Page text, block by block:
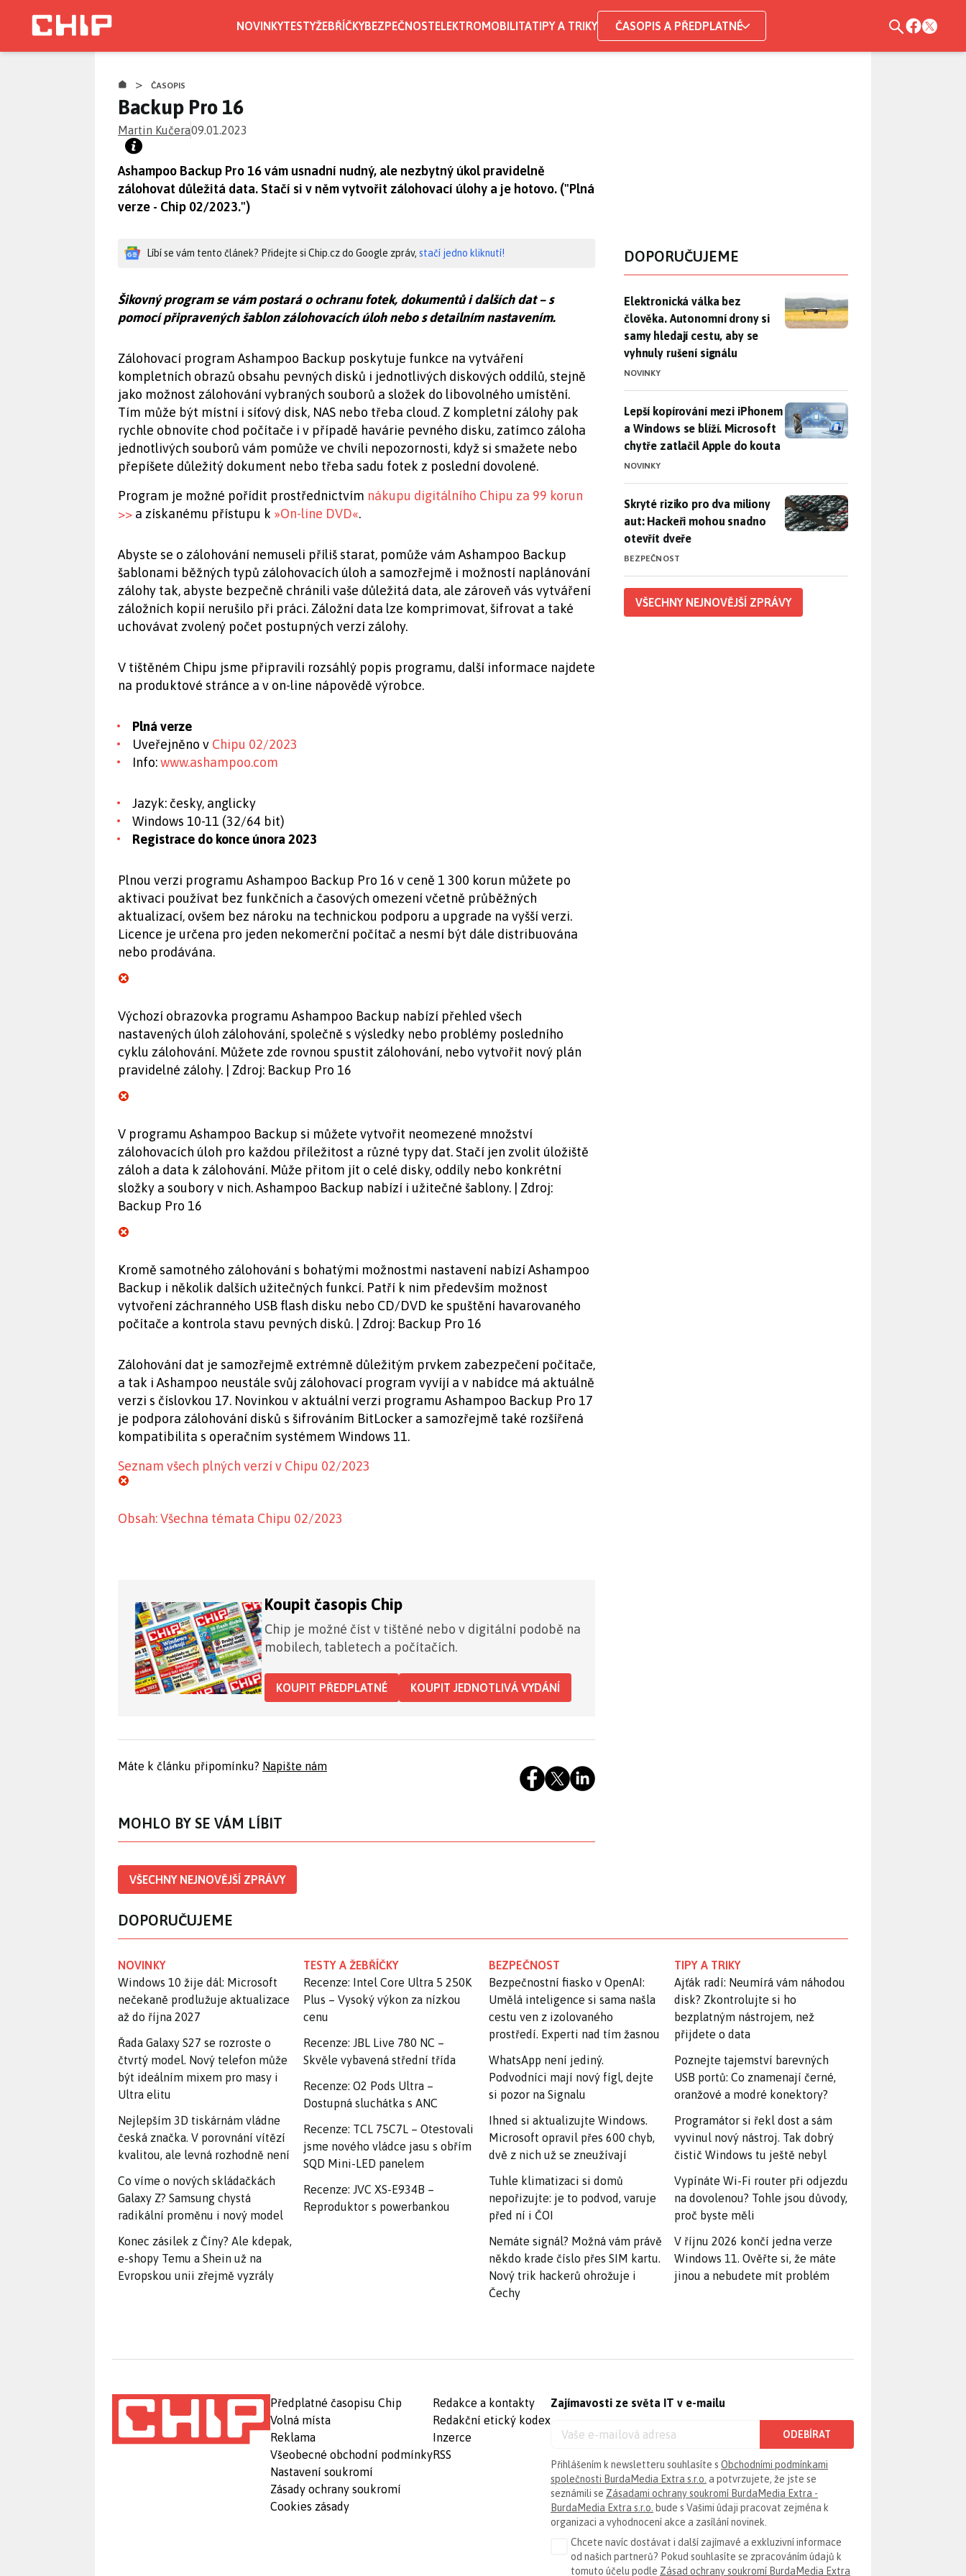
NOVINKYTESTYŽEBŘÍČKYBEZPEČNOSTELEKTROMOBILITATIPY A TRIKY ČASOPIS A PŘEDPLATNÉ
> ČASOPIS
Backup Pro 16
Martin Kučera09.01.2023
Ashampoo Backup Pro 16 vám usnadní nudný, ale nezbytný úkol pravidelně
zálohovat důležitá data. Stačí si v něm vytvořit zálohovací úlohy a je hotovo. ("Plná
verze - Chip 02/2023.")
Líbí se vám tento článek? Přidejte si Chip.cz do Google zpráv, stačí jedno kliknutí!
Šikovný program se vám postará o ochranu fotek, dokumentů i dalších dat – s
pomocí připravených šablon zálohovacích úloh nebo s detailním nastavením.
Zálohovací program Ashampoo Backup poskytuje funkce na vytváření
kompletních obrazů obsahu pevných disků i jednotlivých diskových oddílů, stejně
jako možnost zálohování vybraných souborů a složek do libovolného umístění.
Tím může být místní i síťový disk, NAS nebo třeba cloud. Z kompletní zálohy pak
rychle obnovíte chod počítače i v případě havárie pevného disku, zatímco záloha
jednotlivých souborů vám pomůže ve chvíli nepozornosti, když si smažete nebo
přepíšete důležitý dokument nebo třeba sadu fotek z poslední dovolené.
Program je možné pořídit prostřednictvím nákupu digitálního Chipu za 99 korun
>> a získanému přístupu k »On-line DVD«.
Abyste se o zálohování nemuseli příliš starat, pomůže vám Ashampoo Backup
šablonami běžných typů zálohovacích úloh a samozřejmě i možností naplánování
zálohy tak, abyste bezpečně chránili vaše důležitá data, ale zároveň vás vytváření
záložních kopií nerušilo při práci. Záložní data lze komprimovat, šifrovat a také
uchovávat zvolený počet postupných verzí zálohy.
V tištěném Chipu jsme připravili rozsáhlý popis programu, další informace najdete
na produktové stránce a v on-line nápovědě výrobce.
Plná verze
Uveřejněno v Chipu 02/2023
Info:www.ashampoo.com
Jazyk: česky, anglicky
Windows 10-11 (32/64 bit)
Registrace do konce února 2023
Plnou verzi programu Ashampoo Backup Pro 16 v ceně 1 300 korun můžete po
aktivaci používat bez funkčních a časových omezení včetně průběžných
aktualizací, ovšem bez nároku na technickou podporu a upgrade na vyšší verzi.
Licence je určena pro jeden nekomerční počítač a nesmí být dále distribuována
nebo prodávána.
Výchozí obrazovka programu Ashampoo Backup nabízí přehled všech
nastavených úloh zálohování, společně s výsledky nebo problémy posledního
cyklu zálohování. Můžete zde rovnou spustit zálohování, nebo vytvořit nový plán
pravidelné zálohy. | Zdroj: Backup Pro 16
V programu Ashampoo Backup si můžete vytvořit neomezené množství
zálohovacích úloh pro každou příležitost a různé typy dat. Stačí jen zvolit úložiště
záloh a data k zálohování. Může přitom jít o celé disky, oddíly nebo konkrétní
složky a soubory v nich. Ashampoo Backup nabízí i užitečné šablony. | Zdroj:
Backup Pro 16
Kromě samotného zálohování s bohatými možnostmi nastavení nabízí Ashampoo
Backup i několik dalších užitečných funkcí. Patří k nim především možnost
vytvoření záchranného USB flash disku nebo CD/DVD ke spuštění havarovaného
počítače a kontrola stavu pevných disků. | Zdroj: Backup Pro 16
Zálohování dat je samozřejmě extrémně důležitým prvkem zabezpečení počítače,
a tak i Ashampoo neustále svůj zálohovací program vyvíjí a v nabídce má aktuálně
verzi s číslovkou 17. Novinkou v aktuální verzi programu Ashampoo Backup Pro 17
je podpora zálohování disků s šifrováním BitLocker a samozřejmě také rozšířená
kompatibilita s operačním systémem Windows 11.
Seznam všech plných verzí v Chipu 02/2023
Obsah: Všechna témata Chipu 02/2023
Koupit časopis Chip
Chip je možné číst v tištěné nebo v digitální podobě na
mobilech, tabletech a počítačích.
KOUPIT PŘEDPLATNÉ KOUPIT JEDNOTLIVÁ VYDÁNÍ
Máte k článku připomínku? Napište nám
MOHLO BY SE VÁM LÍBIT
VŠECHNY NEJNOVĚJŠÍ ZPRÁVY
DOPORUČUJEME
Elektronická válka bez člověka. Autonomní drony si samy hledají
Elektronická válka bez
člověka. Autonomní drony si
samy hledají cestu, aby se
vyhnuly rušení signálu
NOVINKY
Lepší kopírování mezi iPhonem a Windows se blíží. Microsoft
Lepší kopírování mezi iPhonem
a Windows se blíží. Microsoft
chytře zatlačil Apple do kouta
NOVINKY
Skryté riziko pro dva miliony aut: Hackeři mohou snadno otevřít
Skryté riziko pro dva miliony
aut: Hackeři mohou snadno
otevřít dveře
BEZPEČNOST
VŠECHNY NEJNOVĚJŠÍ ZPRÁVY
DOPORUČUJEME
NOVINKY
Windows 10 žije dál: Microsoft
nečekaně prodlužuje aktualizace
až do října 2027
Řada Galaxy S27 se rozroste o
čtvrtý model. Nový telefon může
být ideálním mixem pro masy i
Ultra elitu
Nejlepším 3D tiskárnám vládne
česká značka. V porovnání vítězí
kvalitou, ale levná rozhodně není
Co víme o nových skládačkách
Galaxy Z? Samsung chystá
radikální proměnu i nový model
Konec zásilek z Číny? Ale kdepak,
e-shopy Temu a Shein už na
Evropskou unii zřejmě vyzrály
TESTY A ŽEBŘÍČKY
Recenze: Intel Core Ultra 5 250K
Plus – Vysoký výkon za nízkou
cenu
Recenze: JBL Live 780 NC –
Skvěle vybavená střední třída
Recenze: O2 Pods Ultra –
Dostupná sluchátka s ANC
Recenze: TCL 75C7L – Otestovali
jsme nového vládce jasu s obřím
SQD Mini-LED panelem
Recenze: JVC XS-E934B –
Reproduktor s powerbankou
BEZPEČNOST
Bezpečnostní fiasko v OpenAI:
Umělá inteligence si sama našla
cestu ven z izolovaného
prostředí. Experti nad tím žasnou
WhatsApp není jediný.
Podvodníci mají nový fígl, dejte
si pozor na Signalu
Ihned si aktualizujte Windows.
Microsoft opravil přes 600 chyb,
dvě z nich už se zneužívají
Tuhle klimatizaci si domů
nepořizujte: je to podvod, varuje
před ní i ČOI
Nemáte signál? Možná vám právě
někdo krade číslo přes SIM kartu.
Nový trik hackerů ohrožuje i
Čechy
TIPY A TRIKY
Ajťák radí: Neumírá vám náhodou
disk? Zkontrolujte si ho
bezplatným nástrojem, než
přijdete o data
Poznejte tajemství barevných
USB portů: Co znamenají černé,
oranžové a modré konektory?
Programátor si řekl dost a sám
vyvinul nový nástroj. Tak dobrý
čistič Windows tu ještě nebyl
Vypínáte Wi-Fi router při odjezdu
na dovolenou? Tohle jsou důvody,
proč byste měli
V říjnu 2026 končí jedna verze
Windows 11. Ověřte si, že máte
jinou a nebudete mít problém
Předplatné časopisu Chip
Volná místa
Reklama
Všeobecné obchodní podmínky
Nastavení soukromí
Zásady ochrany soukromí
Cookies zásady
Redakce a kontakty
Redakční etický kodex
Inzerce
RSS
Zajímavosti ze světa IT v e-mailu
ODEBÍRAT
Přihlášením k newsletteru souhlasíte s Obchodními podmínkami
společnosti BurdaMedia Extra s.r.o. a potvrzujete, že jste se
seznámili se Zásadami ochrany soukromí BurdaMedia Extra -
BurdaMedia Extra s.r.o. bude s Vašimi údaji pracovat zejména k
organizaci a vyhodnocení akce a zasílání novinek.
Chcete navíc dostávat i další zajímavé a exkluzivní informace
od našich partnerů? Pokud souhlasíte se zpracováním údajů k
tomuto účelu podle Zásad ochrany soukromí BurdaMedia Extra